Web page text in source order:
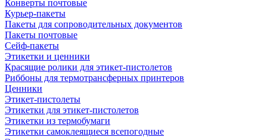
Конверты почтовые
Курьер-пакеты
Пакеты для сопроводительных документов
Пакеты почтовые
Сейф-пакеты
Этикетки и ценники
Красящие ролики для этикет-пистолетов
Риббоны для термотрансферных принтеров
Ценники
Этикет-пистолеты
Этикетки для этикет-пистолетов
Этикетки из термобумаги
Этикетки самоклеящиеся всепогодные